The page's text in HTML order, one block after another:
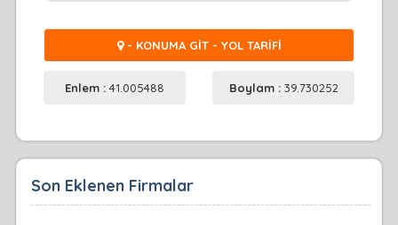
- KONUMA GİT - YOL TARİFİ
Enlem :41.005488 Boylam : 39.730252
Son Eklenen Firmalar